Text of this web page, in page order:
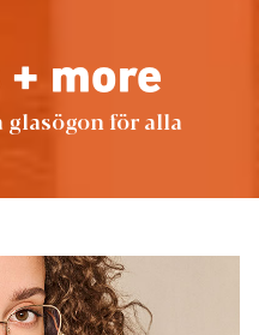
+ more
glasögon för alla